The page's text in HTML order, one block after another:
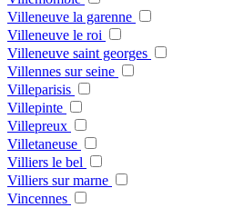
Villeneuve la garenne
Villeneuve le roi
Villeneuve saint georges
Villennes sur seine
Villeparisis
Villepinte
Villepreux
Villetaneuse
Villiers le bel
Villiers sur marne
Vincennes